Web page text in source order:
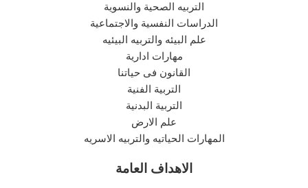
التربيه الصحية والنسوية
الدراسات النفسية والاجتماعية
علم البيئه والتربيه البيئيه
مهارات ادارية
القانون فى حياتنا
التربية الفنية
التربية البدنية
علم الارض
المهارات الحياتيه والتربيه الاسريه
الاهداف العامة